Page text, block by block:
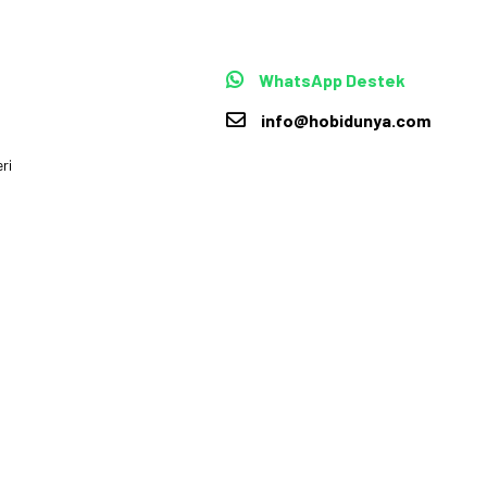
WhatsApp Destek
info@hobidunya.com